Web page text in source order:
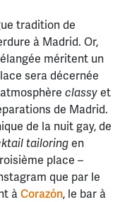
tradition de
à Madrid. Or,
méritent un
sera décernée
classy et
de Madrid.
de la nuit gay, de
tailoring en
place –
que par le
àCorazón, le bar à